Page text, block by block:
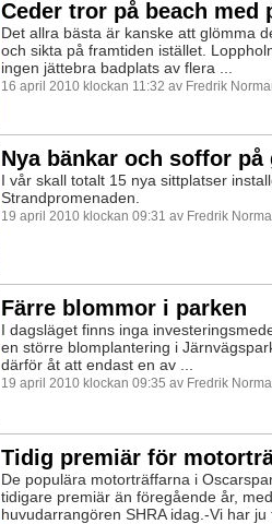
Ceder tror på beach med
Det allra bästa är kanske att glömma
och sikta på framtiden istället.
ingen jättebra badplats av flera ...
16 april 2010 klockan 11:32 av Fredrik
Nya bänkar och soffor på
I vår skall totalt 15 nya sittplatser
Strandpromenaden.
19 april 2010 klockan 09:31 av Fredrik
Färre blommor i parken
I dagsläget finns inga
en större blomplantering i
därför åt att endast en av ...
19 april 2010 klockan 09:35 av Fredrik
Tidig premiär för
De populära motorträffarna i
tidigare premiär än föregående år,
huvudarrangören SHRA idag.-Vi har ju